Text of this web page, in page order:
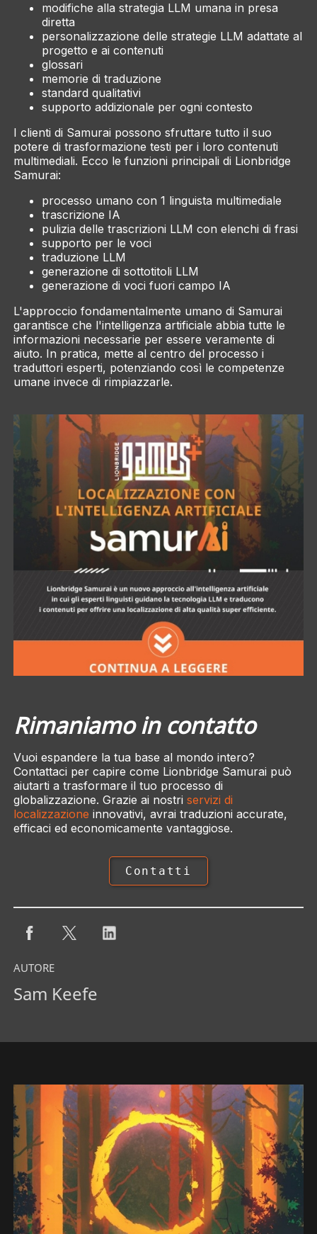
modifiche alla strategia LLM umana in presa
diretta
personalizzazione delle strategie LLM adattate al
progetto e ai contenuti
glossari
memorie di traduzione
standard qualitativi
supporto addizionale per ogni contesto
I clienti di Samurai possono sfruttare tutto il suo
potere di trasformazione testi per i loro contenuti
multimediali. Ecco le funzioni principali di Lionbridge
Samurai:
processo umano con 1 linguista multimediale
trascrizione IA
pulizia delle trascrizioni LLM con elenchi di frasi
supporto per le voci
traduzione LLM
generazione di sottotitoli LLM
generazione di voci fuori campo IA
L'approccio fondamentalmente umano di Samurai
garantisce che l'intelligenza artificiale abbia tutte le
informazioni necessarie per essere veramente di
aiuto. In pratica, mette al centro del processo i
traduttori esperti, potenziando così le competenze
umane invece di rimpiazzarle.
Rimaniamo in contatto
Vuoi espandere la tua base al mondo intero?
Contattaci per capire come Lionbridge Samurai può
aiutarti a trasformare il tuo processo di
globalizzazione. Grazie ai nostri servizi di
localizzazione innovativi, avrai traduzioni accurate,
efficaci ed economicamente vantaggiose.
Contatti
AUTORE
Sam Keefe